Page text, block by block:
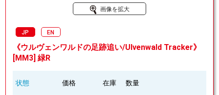
画像を拡大
JP EN
《ウルヴェンワルドの足跡追い/Ulvenwald Tracker》
[MM3] 緑R
状態 価格 在庫 数量